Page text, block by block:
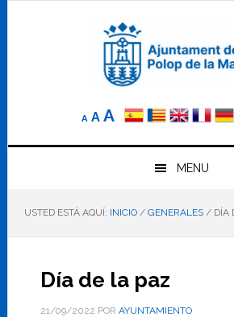
A
Reducir
elA Tamaño
AAumentar
el
tamaño
letra
MENU
USTED ESTÁ AQUÍ: INICIO / GENERALES /DÍA
Día de la paz
21/09/2022 POR AYUNTAMIENTO